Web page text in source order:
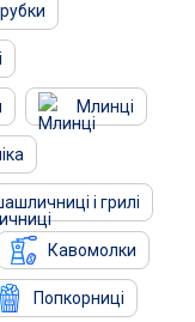
Млинці
і грилі
Кавомолки
Попкорниці